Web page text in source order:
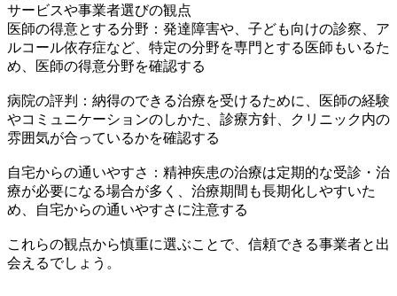
サービスや事業者選びの観点
医師の得意とする分野：発達障害や、子ども向けの診察、ア
ルコール依存症など、特定の分野を専門とする医師もいるた
め、医師の得意分野を確認する
病院の評判：納得のできる治療を受けるために、医師の経験
やコミュニケーションのしかた、診療方針、クリニック内の
雰囲気が合っているかを確認する
自宅からの通いやすさ：精神疾患の治療は定期的な受診・治
療が必要になる場合が多く、治療期間も長期化しやすいた
め、自宅からの通いやすさに注意する
これらの観点から慎重に選ぶことで、信頼できる事業者と出
会えるでしょう。